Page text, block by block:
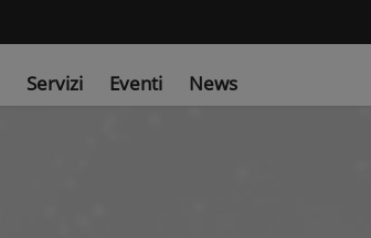
Servizi Eventi News